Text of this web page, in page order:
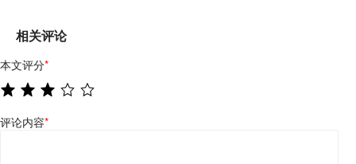
相关评论
本文评分*
评论内容*